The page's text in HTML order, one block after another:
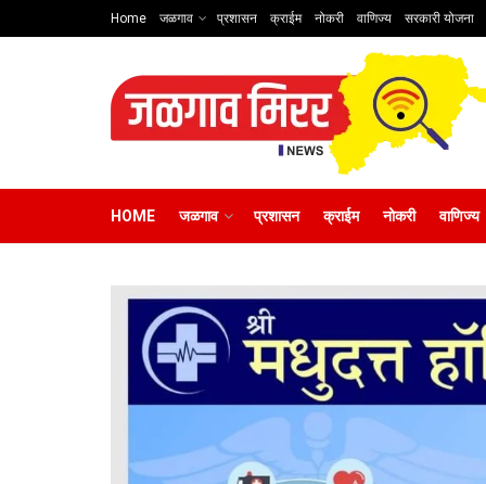
Home जळगाव प्रशासन क्राईम नोकरी वाणिज्य सरकारी योजना
HOME जळगाव प्रशासन क्राईम नोकरी वाणिज्य